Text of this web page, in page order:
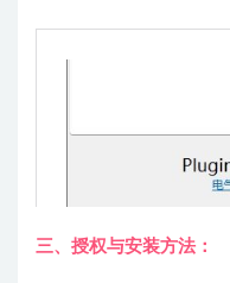
三、授权与安装方法：